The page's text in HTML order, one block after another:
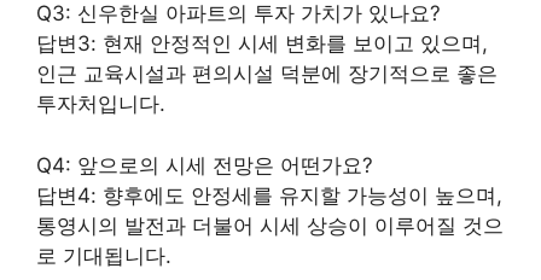
Q3: 신우한실 아파트의 투자 가치가 있나요?
답변3: 현재 안정적인 시세 변화를 보이고 있으며,
인근 교육시설과 편의시설 덕분에 장기적으로 좋은
투자처입니다.
Q4: 앞으로의 시세 전망은 어떤가요?
답변4: 향후에도 안정세를 유지할 가능성이 높으며,
통영시의 발전과 더불어 시세 상승이 이루어질 것으
로 기대됩니다.